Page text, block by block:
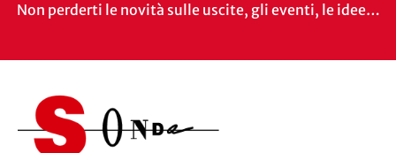
Non perderti le novità sulle uscite, gli eventi, le idee…